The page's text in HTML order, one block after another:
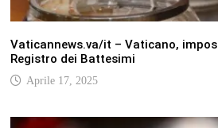
Vaticannews.va/it – Vaticano,
Registro dei Battesimi
Aprile 17, 2025